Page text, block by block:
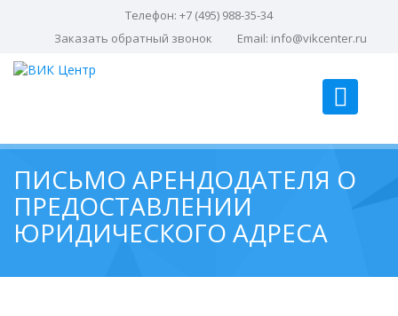
Телефон: +7 (495) 988-35-34
Заказать обратный звонок
Email: info@vikcenter.ru
ПИСЬМО АРЕНДОДАТЕЛЯ О
ПРЕДОСТАВЛЕНИИ
ЮРИДИЧЕСКОГО АДРЕСА